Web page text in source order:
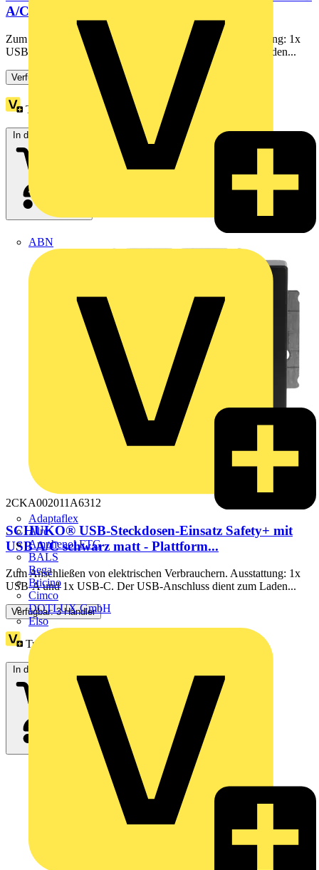
ABN
Adaptaflex
Alre
Amphenol FTG
BALS
Bega
Bticino
Cimco
DOTLUX GmbH
Elso
A/C schwarz matt -
Zum Anschließen von elektrischen Verbrauchern. Ausstattung: 1x
USB-A und 1x USB-C. Der USB-Anschluss dient zum Laden...
Verfügbar: 3 Händler
Treuepunkte:
In den Warenkorb
2CKA002011A6312
SCHUKO® USB-Steckdosen-Einsatz Safety+ mit
USB A/C schwarz matt - Plattform...
Zum Anschließen von elektrischen Verbrauchern. Ausstattung: 1x
USB-A und 1x USB-C. Der USB-Anschluss dient zum Laden...
Verfügbar: 3 Händler
Treuepunkte:
In den Warenkorb